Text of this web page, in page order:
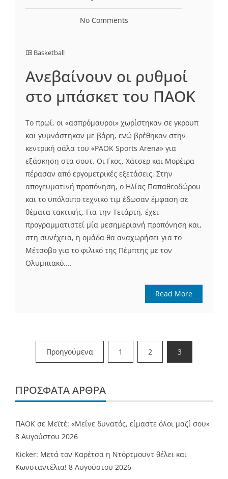
No Comments
Basketball
Ανεβαίνουν οι ρυθμοί
στο μπάσκετ του ΠΑΟΚ
Το πρωί, οι «ασπρόμαυροι» χωρίστηκαν σε γκρουπ
και γυμνάστηκαν με βάρη, ενώ βρέθηκαν στην
κεντρική σάλα του «PAOK Sports Arena» για
εξάσκηση στα σουτ. Οι Γκος, Χάτσερ και Μορέιρα
πέρασαν από εργομετρικές εξετάσεις. Στην
απογευματινή προπόνηση, ο Ηλίας Παπαθεοδώρου
και το υπόλοιπο τεχνικό τιμ έδωσαν έμφαση σε
θέματα τακτικής. Για την Τετάρτη, έχει
προγραμματιστεί μία μεσημεριανή προπόνηση και,
στη συνέχεια, η ομάδα θα αναχωρήσει για το
Μέτσοβο για το φιλικό της Πέμπτης με τον
Ολυμπιακό....
Read More
Σελιδοποίηση
άρθρων
Προηγούμενα 1 2 3
ΠΡΌΣΦΑΤΑ ΆΡΘΡΑ
ΠΑΟΚ σε Μεϊτέ: «Μείνε δυνατός, είμαστε όλοι μαζί σου»
8 Αυγούστου 2026
Kicker: Μετά τον Καρέτσα η Ντόρτμουντ θέλει και
Κωνσταντέλια! 8 Αυγούστου 2026